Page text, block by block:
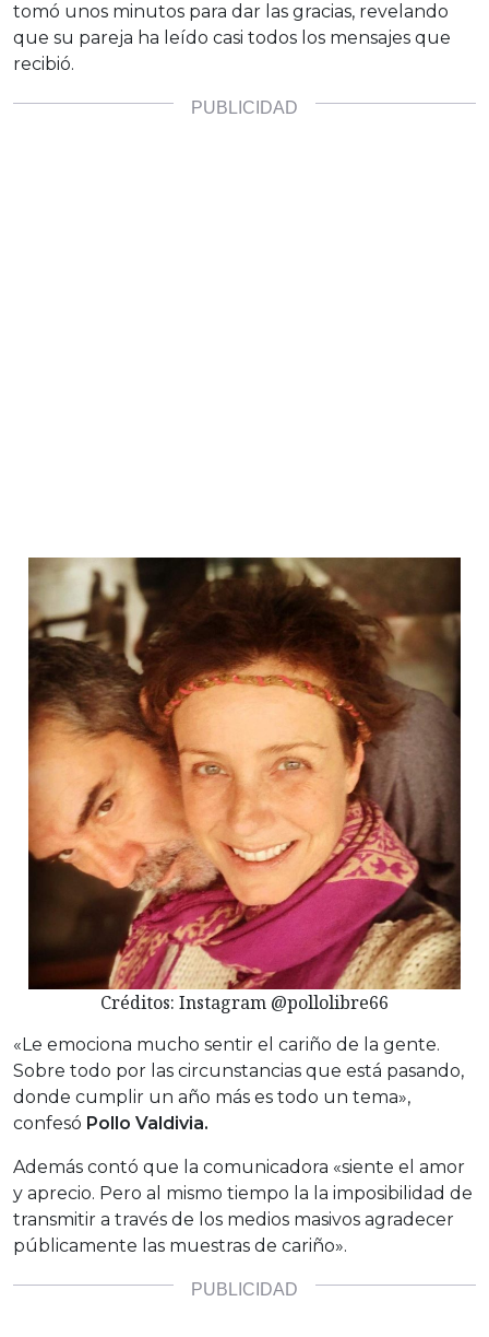
tomó unos minutos para dar las gracias, revelando
que su pareja ha leído casi todos los mensajes que
recibió.
Créditos: Instagram @pollolibre66
«Le emociona mucho sentir el cariño de la gente.
Sobre todo por las circunstancias que está pasando,
donde cumplir un año más es todo un tema»,
confesó Pollo Valdivia.
Además contó que la comunicadora «siente el amor
y aprecio. Pero al mismo tiempo la la imposibilidad de
transmitir a través de los medios masivos agradecer
públicamente las muestras de cariño».